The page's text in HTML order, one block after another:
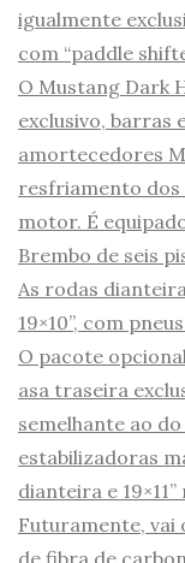
igualmente
com “paddle
O Mustang Dark
exclusivo, barras
amortecedores
resfriamento dos
motor. É
Brembo de seis
As rodas
19×10”, com
O pacote
asa traseira
semelhante ao
estabilizadoras
dianteira e
Futuramente, vai